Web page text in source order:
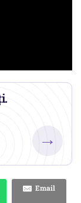
→
Email